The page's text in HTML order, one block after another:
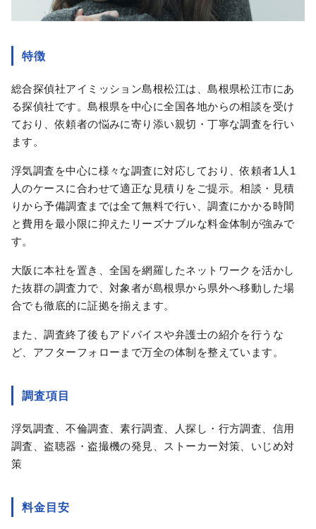
特徴
総合探偵社アイミッション島根松江は、島根県松江市にあ
る探偵社です。島根県を中心に全国各地からの相談を受け
ており、依頼者の悩みに寄り添い親切・丁寧な調査を行い
ます。
浮気調査を中心に様々な調査に対応しており、依頼者1人1
人のケースに合わせて適正な見積りをご提示。相談・見積
りから予備調査までは全て無料で行い、調査にかかる時間
と費用を最小限に抑えたリーズナブルな料金体制が強みで
す。
大阪に本社を置き、全国を網羅したネットワークを活かし
た抜群の調査力で、対象者が島根県から県外へ移動した場
合でも徹底的に証拠を揃えます。
また、調査終了後もアドバイスや弁護士の紹介を行うな
ど、アフターフォローまで万全の体制を整えています。
調査項目
浮気調査、不倫調査、素行調査、人探し・行方調査、信用
調査、盗聴器・盗撮機の発見、ストーカー対策、いじめ対
策
料金目安